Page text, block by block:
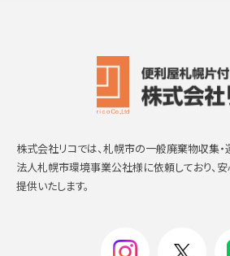
株式会社リコでは、札幌市の一般廃棄物収集
法人札幌市環境事業公社様に依頼しており、
提供いたします。